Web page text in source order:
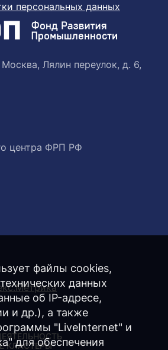
персональных данных
Лялин переулок, д. 6,
центра ФРП РФ
КЛАСТЕРЫ
файлы cookies,
данных
об IP-адресе,
и др.), а также
"LiveInternet" и
для обеспечения